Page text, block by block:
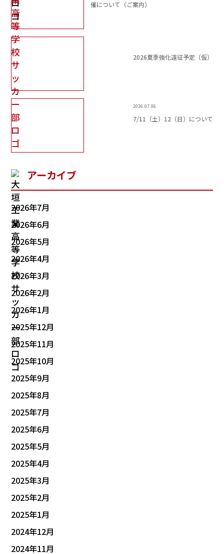
催について（ご案内）
2026夏季強化遠征予定（仮）
2026.07.06
7/11（土）12（日）について
アーカイブ
2026年7月
2026年6月
2026年5月
2026年4月
2026年3月
2026年2月
2026年1月
2025年12月
2025年11月
2025年10月
2025年9月
2025年8月
2025年7月
2025年6月
2025年5月
2025年4月
2025年3月
2025年2月
2025年1月
2024年12月
2024年11月